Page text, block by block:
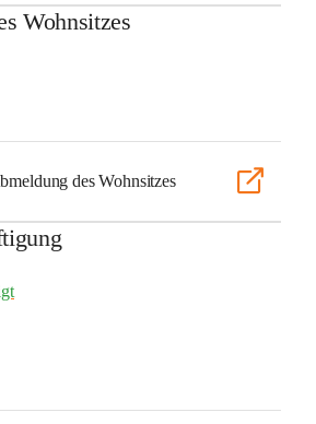
Wohnsitzes
des Wohnsitzes